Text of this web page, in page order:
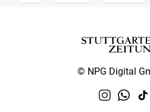
© NPG Digital